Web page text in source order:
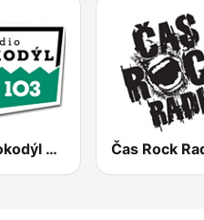
Rádio Krokodýl FM Čas Rock